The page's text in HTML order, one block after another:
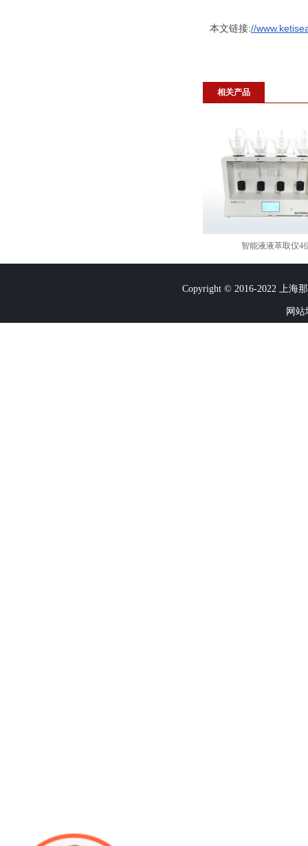
本文链接://
相关产品
智能液液萃取仪4
Copyright © 2016-2022 上海
网站